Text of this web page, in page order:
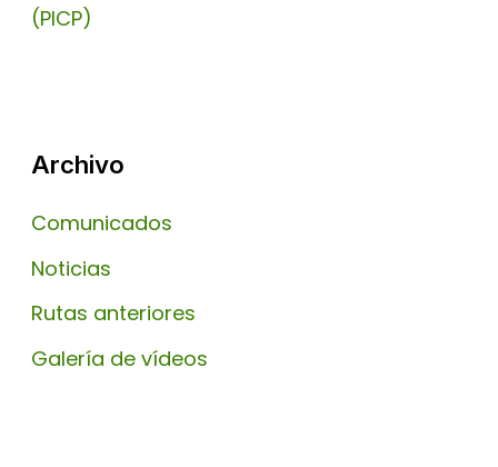
(PICP)
Archivo
Comunicados
Noticias
Rutas anteriores
Galería de vídeos